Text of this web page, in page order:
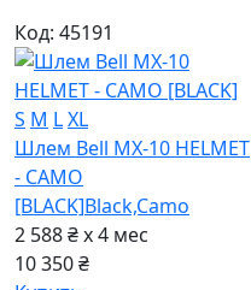
Код: 45191
S M LXL
Шлем Bell MX-10 HELMET
- CAMO
[BLACK]Black,Camo
2 588 ₴ x 4 мес
10 350 ₴